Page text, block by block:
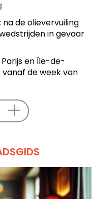
de olievervuiling
in gevaar
en Île-de-
de week van